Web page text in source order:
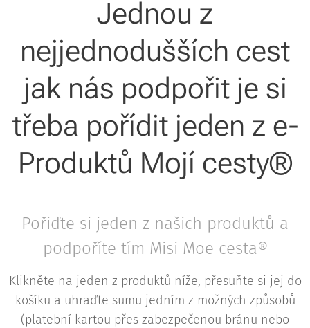
Jednou z
nejjednodušších cest
jak nás podpořit je si
třeba pořídit jeden z e-
Produktů Mojí cesty®
Pořiďte si jeden z našich produktů a
podpoříte tím Misi Moe cesta®
Klikněte na jeden z produktů níže, přesuňte si jej do
košíku a uhraďte sumu jedním z možných způsobů
(platební kartou přes zabezpečenou bránu nebo